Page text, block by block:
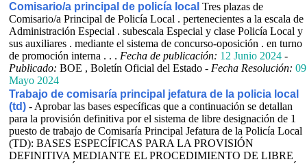
Comisario/a principal de policía local Tres plazas de
Comisario/a Principal de Policía Local . pertenecientes a la escala de
Administración Especial . subescala Especial y clase Policía Local y
sus auxiliares . mediante el sistema de concurso-oposición . en turno
de promoción interna . . . Fecha de publicación: 12 Junio 2024 -
Publicado: BOE , Boletín Oficial del Estado - Fecha Resolución: 09
Mayo 2024
Trabajo de comisaría principal jefatura de la policia local
(td) - Aprobar las bases específicas que a continuación se detallan
para la provisión definitiva por el sistema de libre designación de 1
puesto de trabajo de Comisaría Principal Jefatura de la Policía Local
(TD): BASES ESPECÍFICAS PARA LA PROVISIÓN
DEFINITIVA MEDIANTE EL PROCEDIMIENTO DE LIBRE